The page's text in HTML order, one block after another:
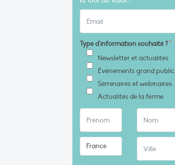
Type d'information souhaité ?*
Newsletter et actualités
Évènements grand public
Séminaires et webinaires
Actualités de la ferme